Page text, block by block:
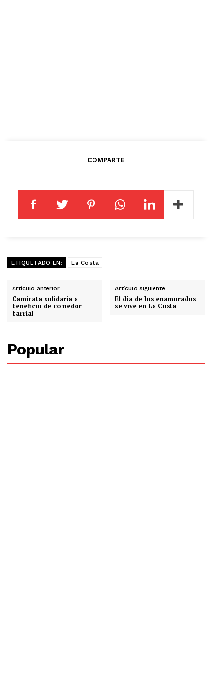
COMPARTE
ETIQUETADO EN: La Costa
Artículo anterior
Caminata solidaria a
beneficio de comedor
barrial
Artículo siguiente
El día de los enamorados
se vive en La Costa
Popular